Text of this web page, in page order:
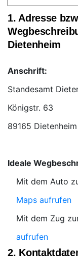
1. Adresse
Dietenheim
Anschrift:
Standesamt
89165 Dietenheim
Ideale
Mit dem Auto
Maps aufrufen
Mit dem Zug
aufrufen
2.